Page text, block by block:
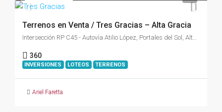
Terrenos en Venta / Tres Gracias – Alta Gracia
Intersección RP C45 - Autovía Atilio López, Portales del Sol, Alta Gracia, Municipio de Alta Gracia, Pedanía Alta Gracia, Departamento Santa María, Córdoba, X5186, Argentina
360
INVERSIONES LOTEOS TERRENOS
Ariel Faretta